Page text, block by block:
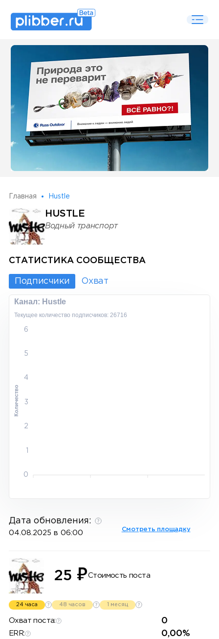
Some SEO Title
Главная Hustle
HUSTLE
Водный транспорт
СТАТИСТИКА СООБЩЕСТВА
Подписчики Охват
Канал: Hustle
Текущее количество подписчиков: 26716
6
5
4
3
2
1
0
Количество
Дата обновления:
04.08.2025 в 06:00 Смотреть площадку
25 ₽Стоимость поста
24 часа 48 часов 1 месяц
Охват поста: 0
ERR: 0,00%